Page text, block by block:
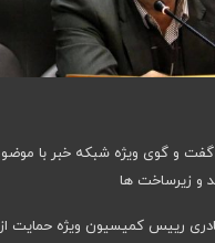
گفت و گوی ویژه شبکه خبر با
و زیرساخت ها
رییس کمیسیون ویژه حمایت از